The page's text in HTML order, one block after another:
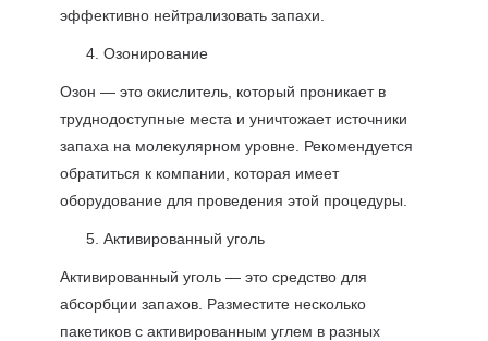
эффективно нейтрализовать запахи.
Озонирование
Озон — это окислитель, который проникает в
труднодоступные места и уничтожает источники
запаха на молекулярном уровне. Рекомендуется
обратиться к компании, которая имеет
оборудование для проведения этой процедуры.
Активированный уголь
Активированный уголь — это средство для
абсорбции запахов. Разместите несколько
пакетиков с активированным углем в разных